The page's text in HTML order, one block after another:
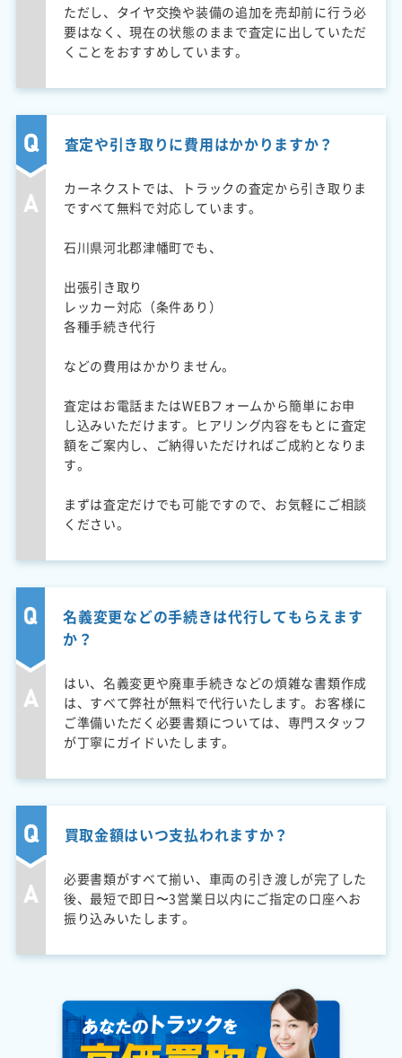
ただし、タイヤ交換や装備の追加を売却前に行う必
要はなく、現在の状態のままで査定に出していただ
くことをおすすめしています。
査定や引き取りに費用はかかりますか？
カーネクストでは、トラックの査定から引き取りま
ですべて無料で対応しています。
石川県河北郡津幡町でも、
出張引き取り
レッカー対応（条件あり）
各種手続き代行
などの費用はかかりません。
査定はお電話またはWEBフォームから簡単にお申
し込みいただけます。ヒアリング内容をもとに査定
額をご案内し、ご納得いただければご成約となりま
す。
まずは査定だけでも可能ですので、お気軽にご相談
ください。
名義変更などの手続きは代行してもらえます
か？
はい、名義変更や廃車手続きなどの煩雑な書類作成
は、すべて弊社が無料で代行いたします。お客様に
ご準備いただく必要書類については、専門スタッフ
が丁寧にガイドいたします。
買取金額はいつ支払われますか？
必要書類がすべて揃い、車両の引き渡しが完了した
後、最短で即日〜3営業日以内にご指定の口座へお
振り込みいたします。